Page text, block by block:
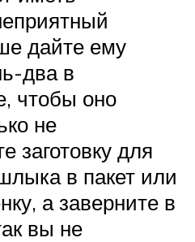
дайте ему
два в
чтобы оно
не
заготовку для
в пакет или
а заверните в
вы не